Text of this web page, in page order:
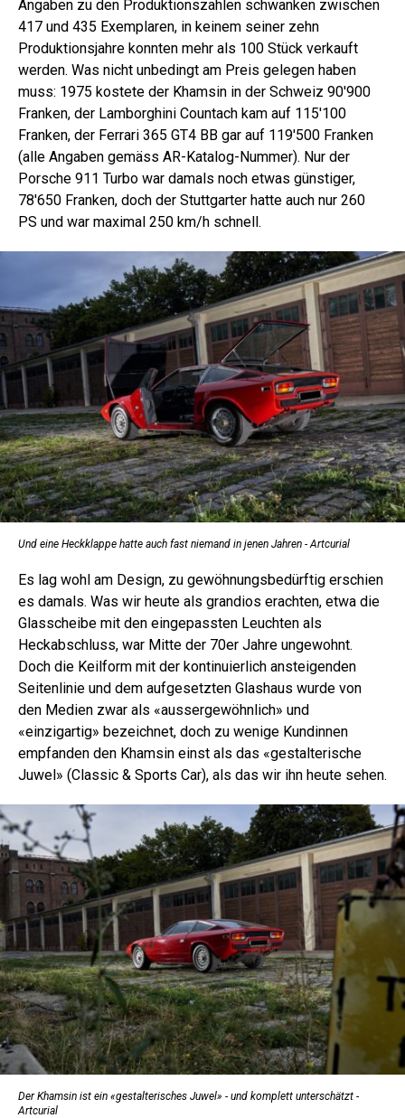
Angaben zu den Produktionszahlen schwanken zwischen
417 und 435 Exemplaren, in keinem seiner zehn
Produktionsjahre konnten mehr als 100 Stück verkauft
werden. Was nicht unbedingt am Preis gelegen haben
muss: 1975 kostete der Khamsin in der Schweiz 90'900
Franken, der Lamborghini Countach kam auf 115'100
Franken, der Ferrari 365 GT4 BB gar auf 119'500 Franken
(alle Angaben gemäss AR-Katalog-Nummer). Nur der
Porsche 911 Turbo war damals noch etwas günstiger,
78'650 Franken, doch der Stuttgarter hatte auch nur 260
PS und war maximal 250 km/h schnell.
Und eine Heckklappe hatte auch fast niemand in jenen Jahren - Artcurial
Es lag wohl am Design, zu gewöhnungsbedürftig erschien
es damals. Was wir heute als grandios erachten, etwa die
Glasscheibe mit den eingepassten Leuchten als
Heckabschluss, war Mitte der 70er Jahre ungewohnt.
Doch die Keilform mit der kontinuierlich ansteigenden
Seitenlinie und dem aufgesetzten Glashaus wurde von
den Medien zwar als «aussergewöhnlich» und
«einzigartig» bezeichnet, doch zu wenige Kundinnen
empfanden den Khamsin einst als das «gestalterische
Juwel» (Classic & Sports Car), als das wir ihn heute sehen.
Der Khamsin ist ein «gestalterisches Juwel» - und komplett unterschätzt -
Artcurial